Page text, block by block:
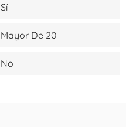
Sí
Mayor De 20
No